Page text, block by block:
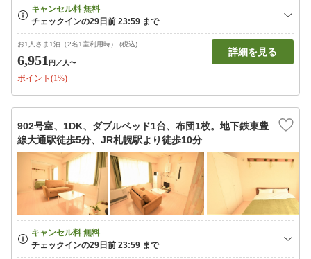
お1人さま1泊（2名1室利用時） (税込)
6,951 円 ／人〜
ポイント(1%)
詳細を見る
902号室、1DK、ダブルベッド1台、布団1枚。地下鉄東豊
線大通駅徒歩5分、JR札幌駅より徒歩10分